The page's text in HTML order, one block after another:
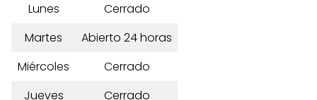
Lunes
Cerrado
Martes
Abierto 24 horas
Miércoles
Cerrado
Jueves
Cerrado